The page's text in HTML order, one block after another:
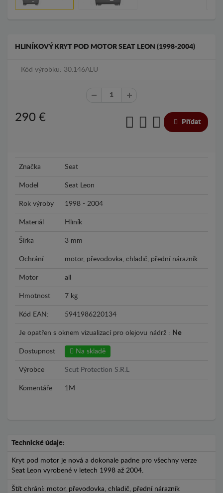
HLINÍKOVÝ KRYT POD MOTOR SEAT LEON (1998-2004)
Kód výrobku: 30.146ALU
290 € Přídat
Značka Seat
Model Seat Leon
Rok výroby 1998 - 2004
Materiál Hliník
Šírka 3 mm
Ochrání motor, převodovka, chladič, přední nárazník
Motor all
Hmotnost 7 kg
Kód EAN: 5941986220134
Je opatřen s oknem vizualizací pro olejovu nádrž : Ne
Dostupnost Na skladě
Výrobce Scut Protection S.R.L
Komentáře 1M
Technické údaje:
Kryt pod motor je nová a dokonale padne pro všechny verze
Seat Leon vyrobené v letech 1998 až 2004.
Štít chrání: motor, převodovka, chladič, přední nárazník